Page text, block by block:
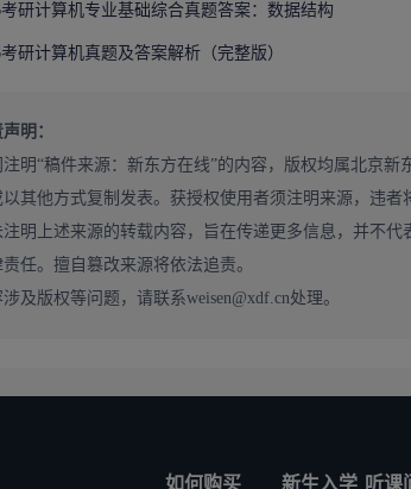
考研计算机专业基础综合真题答案：数据结构
考研计算机真题及答案解析（完整版）
明：
明“稿件来源：新东方在线”的内容，版权均属北京
其他方式复制发表。获授权使用者须注明来源，违者
明上述来源的转载内容，旨在传递更多信息，并不
任。擅自篡改来源将依法追责。
及版权等问题，请联系weisen@xdf.cn处理。
如何购买 新生入学 听课